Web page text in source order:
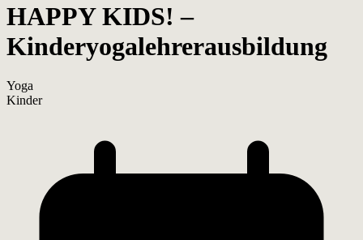
HAPPY KIDS! –
Kinderyogalehrerausbildung
Yoga
Kinder